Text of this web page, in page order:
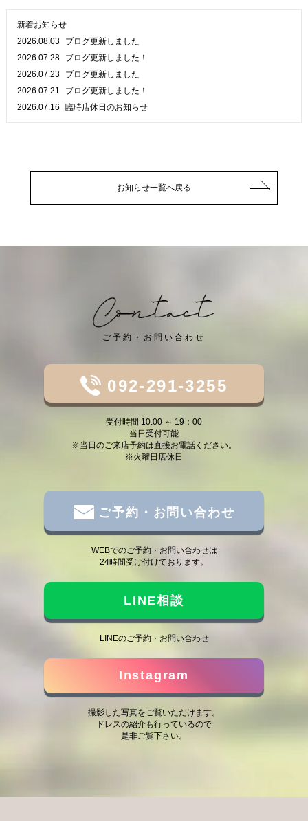
新着お知らせ
2026.08.03
ブログ更新しました
2026.07.28
ブログ更新しました！
2026.07.23
ブログ更新しました
2026.07.21
ブログ更新しました！
2026.07.16
臨時店休日のお知らせ
お知らせ一覧へ戻る
ご予約・お問い合わせ
092-291-3255
受付時間 10:00 ～ 19：00
当日受付可能
※当日のご来店予約は直接お電話ください。
※火曜日店休日
ご予約・お問い合わせ
WEBでのご予約・お問い合わせは
24時間受け付けております。
LINE相談
LINEのご予約・お問い合わせ
Instagram
撮影した写真をご覧いただけます。
ドレスの紹介も行っているので
是非ご覧下さい。